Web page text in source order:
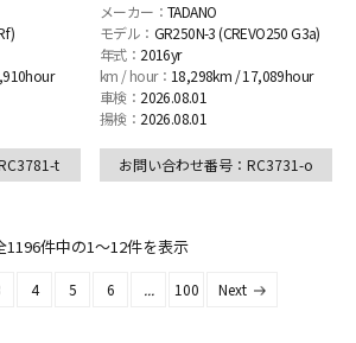
t
メーカー： TADANO
モデル： GR250N-3 (CREVO250 G3a)
年式： 2016yr
km / hour： 18,298km / 17,089hour
車検： 2026.08.01
揚検： 2026.08.01
お問い合わせ番号：RC3731-o
1196件中の1〜12件を表示
4 5 6 ... 100 Next